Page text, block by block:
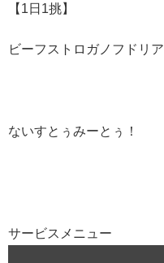
【1日1挑】
ビーフストロガノフドリア
ないすとぅみーとぅ！
サービスメニュー